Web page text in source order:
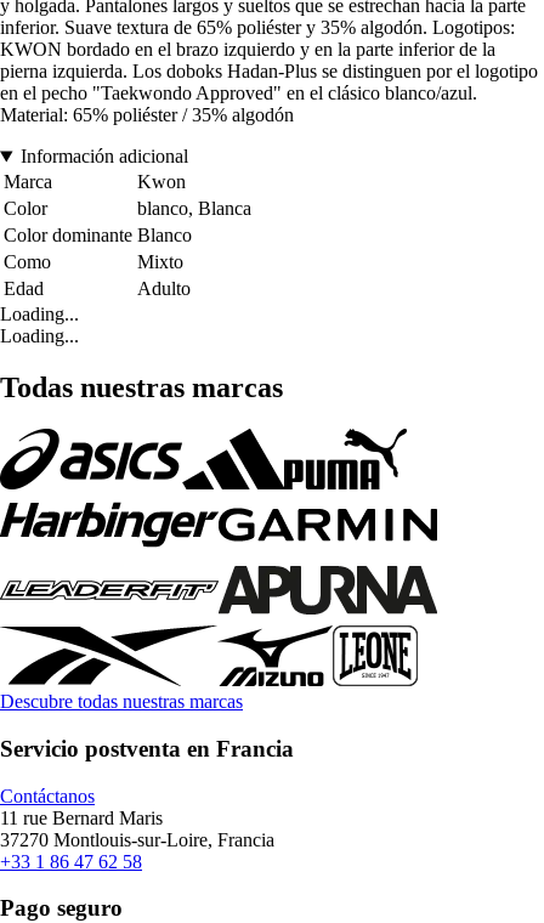
y holgada. Pantalones largos y sueltos que se estrechan hacia la parte
inferior. Suave textura de 65% poliéster y 35% algodón. Logotipos:
KWON bordado en el brazo izquierdo y en la parte inferior de la
pierna izquierda. Los doboks Hadan-Plus se distinguen por el logotipo
en el pecho "Taekwondo Approved" en el clásico blanco/azul.
Material: 65% poliéster / 35% algodón
Información adicional
Marca
Kwon
Color
blanco, Blanca
Color dominante Blanco
Como
Mixto
Edad
Adulto
Loading...
Loading...
Todas nuestras marcas
Descubre todas nuestras marcas
Servicio postventa en Francia
Contáctanos
11 rue Bernard Maris
37270 Montlouis-sur-Loire, Francia
+33 1 86 47 62 58
Pago seguro